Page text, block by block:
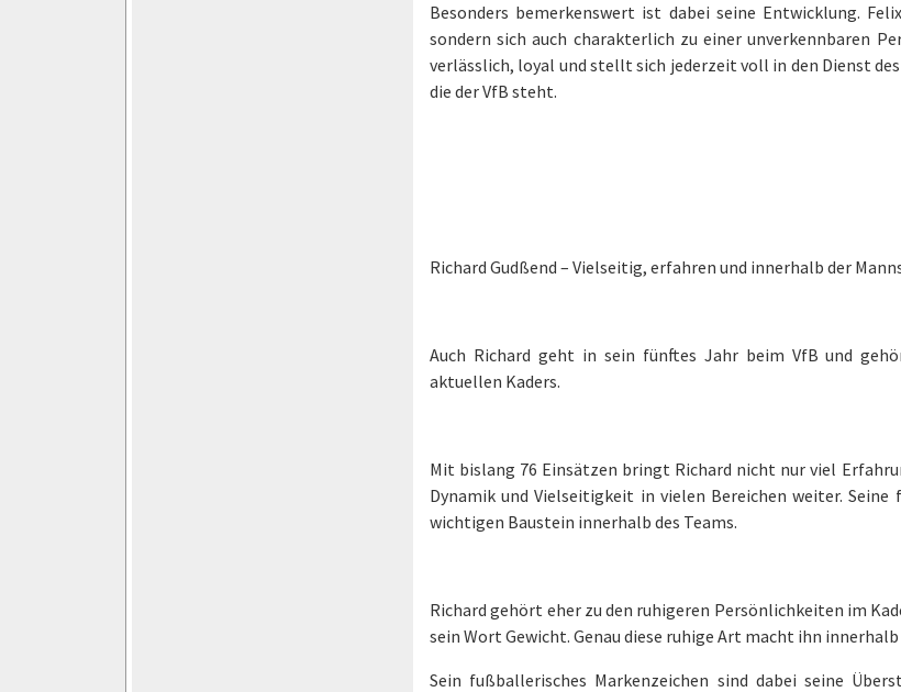
Besonders bemerkenswert ist dabei seine Entwicklung.
sondern sich auch charakterlich zu einer unverkennbaren
verlässlich, loyal und stellt sich jederzeit voll in den Dienst
die der VfB steht.
Richard Gudßend – Vielseitig, erfahren und innerhalb der
Auch Richard geht in sein fünftes Jahr beim VfB und
aktuellen Kaders.
Mit bislang 76 Einsätzen bringt Richard nicht nur viel
Dynamik und Vielseitigkeit in vielen Bereichen weiter.
wichtigen Baustein innerhalb des Teams.
Richard gehört eher zu den ruhigeren Persönlichkeiten im
sein Wort Gewicht. Genau diese ruhige Art macht ihn
Sein fußballerisches Markenzeichen sind dabei seine